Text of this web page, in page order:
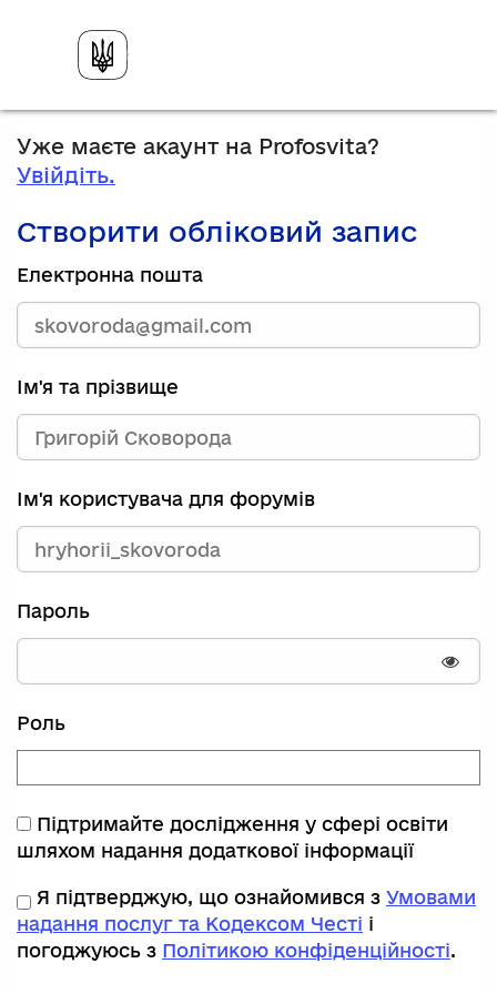
Уже маєте акаунт на Profosvita?
Увійдіть.
Створити обліковий запис
Електронна пошта
Ім'я та прізвище
Ім'я користувача для форумів
Пароль
Роль
Підтримайте дослідження у сфері освіти
шляхом надання додаткової інформації
Я підтверджую, що ознайомився з Умовами
надання послуг та Кодексом Честі і
погоджуюсь з Політикою конфіденційності.